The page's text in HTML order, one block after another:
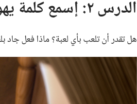
الدرس ٢:‏ إسمع كلمة يهوه
هل تقدر أن تلعب بأي لعبة؟‏ ماذا فعل